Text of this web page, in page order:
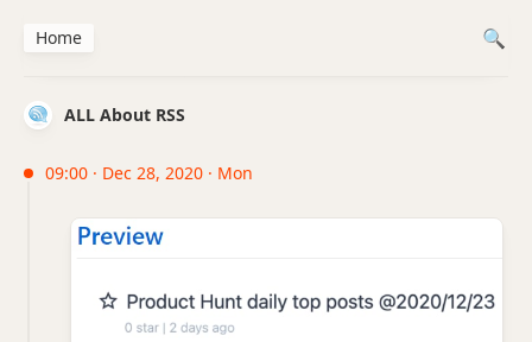
ALL About RSS
09:00 · Dec 28, 2020 · Mon
Home